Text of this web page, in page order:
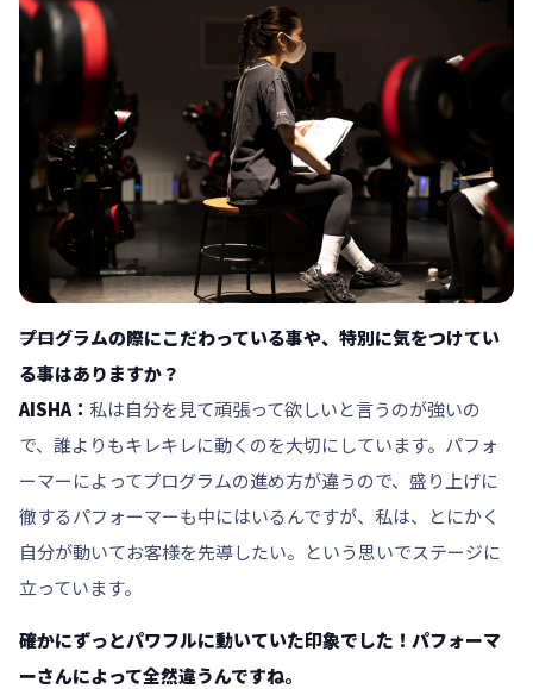
――プログラムの際にこだわっている事や、特別に気をつけてい
る事はありますか？
AISHA： 私は自分を見て頑張って欲しいと言うのが強いの
で、誰よりもキレキレに動くのを大切にしています。パフォ
ーマーによってプログラムの進め方が違うので、盛り上げに
徹するパフォーマーも中にはいるんですが、私は、とにかく
自分が動いてお客様を先導したい。という思いでステージに
立っています。
――確かにずっとパワフルに動いていた印象でした！パフォーマ
ーさんによって全然違うんですね。